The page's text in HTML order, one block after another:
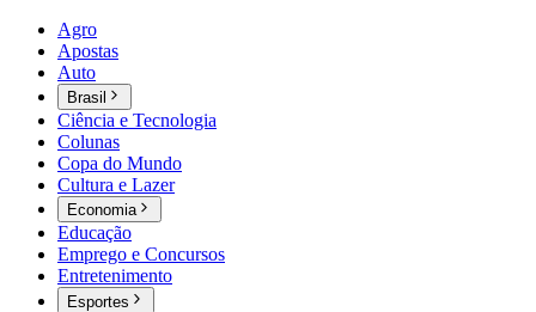
Agro
Apostas
Auto
Brasil
Ciência e Tecnologia
Colunas
Copa do Mundo
Cultura e Lazer
Economia
Educação
Emprego e Concursos
Entretenimento
Esportes